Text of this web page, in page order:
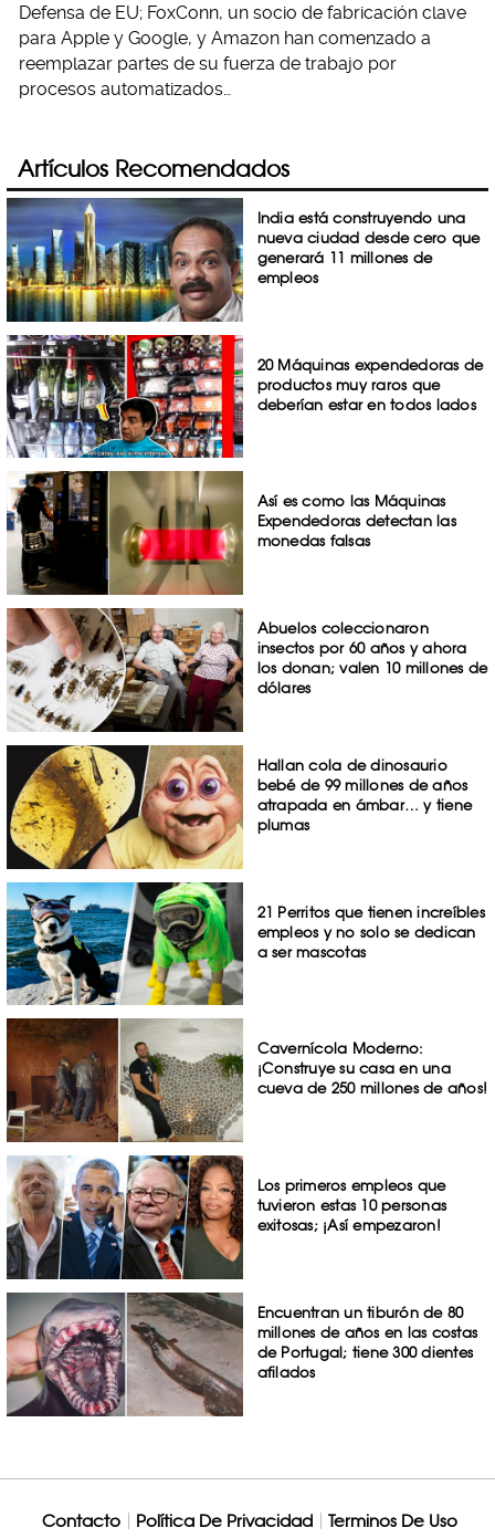
Defensa de EU; FoxConn, un socio de fabricación clave
para Apple y Google, y Amazon han comenzado a
reemplazar partes de su fuerza de trabajo por
procesos automatizados…
Artículos Recomendados
India está construyendo una
nueva ciudad desde cero que
generará 11 millones de
empleos
20 Máquinas expendedoras de
productos muy raros que
deberían estar en todos lados
Así es como las Máquinas
Expendedoras detectan las
monedas falsas
Abuelos coleccionaron
insectos por 60 años y ahora
los donan; valen 10 millones de
dólares
Hallan cola de dinosaurio
bebé de 99 millones de años
atrapada en ámbar… y tiene
plumas
21 Perritos que tienen increíbles
empleos y no solo se dedican
a ser mascotas
Cavernícola Moderno:
¡Construye su casa en una
cueva de 250 millones de años!
Los primeros empleos que
tuvieron estas 10 personas
exitosas; ¡Así empezaron!
Encuentran un tiburón de 80
millones de años en las costas
de Portugal; tiene 300 dientes
afilados
Contacto Política De Privacidad Terminos De Uso